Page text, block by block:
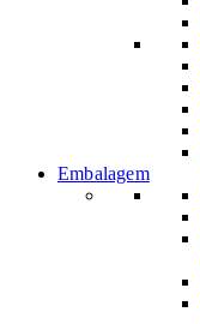
Embalagem